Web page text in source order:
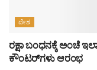
ದೇಶ
ರಕ್ಷಾ ಬಂಧನಕ್ಕೆ ಅಂಚೆ
ಕೌಂಟರ್‌ಗಳು ಆರಂಭ